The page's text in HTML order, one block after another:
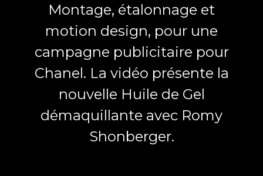
Montage, étalonnage et
motion design, pour une
campagne publicitaire pour
Chanel. La vidéo présente la
nouvelle Huile de Gel
démaquillante avec Romy
Shonberger.